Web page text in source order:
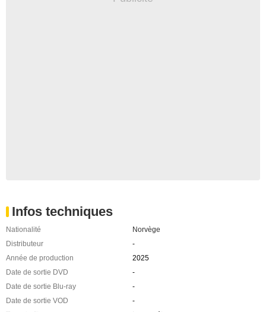
Infos techniques
Nationalité
Norvège
Distributeur
-
Année de production
2025
Date de sortie DVD
-
Date de sortie Blu-ray
-
Date de sortie VOD
-